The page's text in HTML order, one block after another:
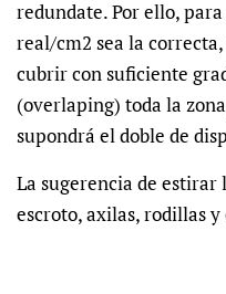
redundate. Por ello,
real/cm2 sea la
cubrir con suficiente
(overlaping) toda la
supondrá el doble de
La sugerencia de
escroto, axilas, rodillas